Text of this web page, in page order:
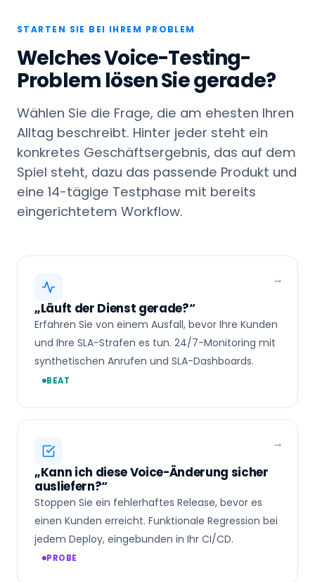
STARTEN SIE BEI IHREM PROBLEM
Welches Voice-Testing-
Problem lösen Sie gerade?
Wählen Sie die Frage, die am ehesten Ihren
Alltag beschreibt. Hinter jeder steht ein
konkretes Geschäftsergebnis, das auf dem
Spiel steht, dazu das passende Produkt und
eine 14-tägige Testphase mit bereits
eingerichtetem Workflow.
„Läuft der Dienst gerade?“
Erfahren Sie von einem Ausfall, bevor Ihre Kunden
und Ihre SLA-Strafen es tun. 24/7-Monitoring mit
synthetischen Anrufen und SLA-Dashboards.
BEAT
„Kann ich diese Voice-Änderung sicher
ausliefern?“
Stoppen Sie ein fehlerhaftes Release, bevor es
einen Kunden erreicht. Funktionale Regression bei
jedem Deploy, eingebunden in Ihr CI/CD.
PROBE